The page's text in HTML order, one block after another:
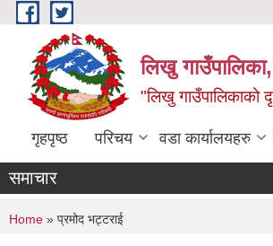
Skip to main content
लिखु
"लिखु गाउँपालिकाको
गृहपृष्ठ परिचय वडा कार्यालयहरु
समाचार
You are here
Home » प्रमोद भट्टराई